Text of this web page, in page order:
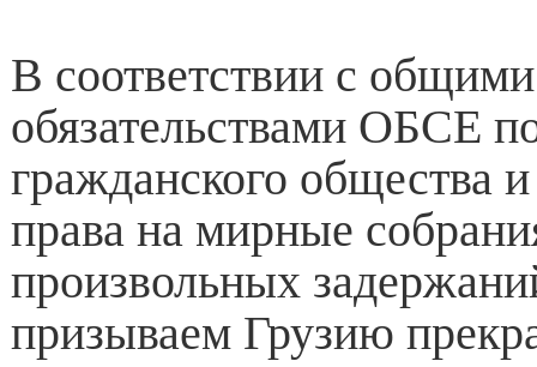
В соответствии с общими
обязательствами ОБСЕ
гражданского общества
права на мирные
произвольных
призываем Грузию